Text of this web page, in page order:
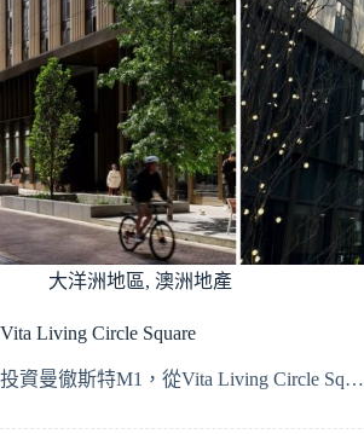
大洋洲地區, 澳洲地產
Vita Living Circle Square
投資曼徹斯特M1，從Vita Living Circle Sq…